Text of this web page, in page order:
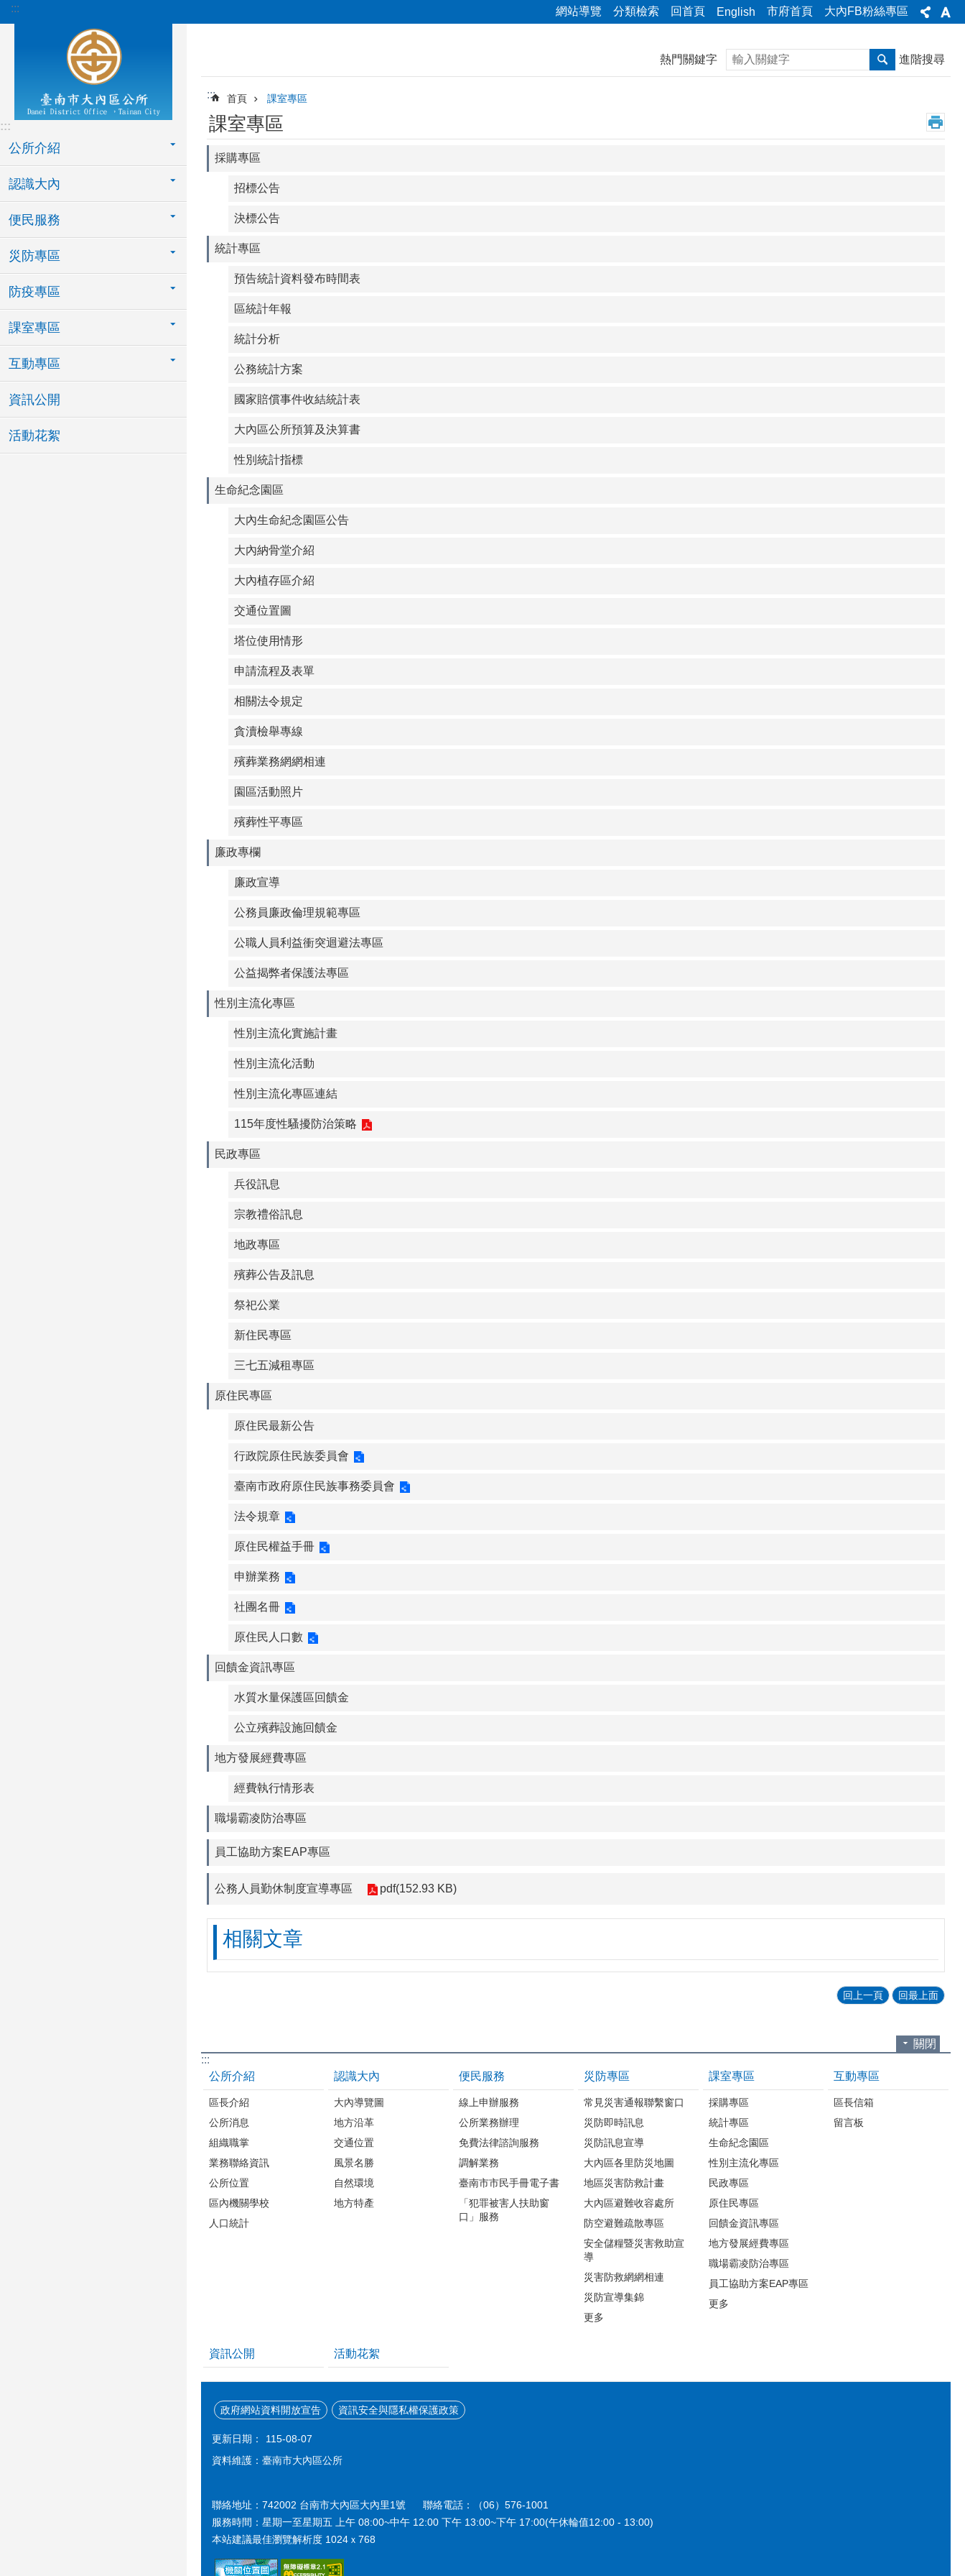
跳到主要內容區塊
::: 網站導覽 分類檢索 回首頁 English 市府首頁 大內FB粉絲專區
:::
公所介紹
認識大內
便民服務
災防專區
防疫專區
課室專區
互動專區
資訊公開
活動花絮
熱門關鍵字 搜尋 進階搜尋
::: 首頁 課室專區
課室專區
採購專區
招標公告
決標公告
統計專區
預告統計資料發布時間表
區統計年報
統計分析
公務統計方案
國家賠償事件收結統計表
大內區公所預算及決算書
性別統計指標
生命紀念園區
大內生命紀念園區公告
大內納骨堂介紹
大內植存區介紹
交通位置圖
塔位使用情形
申請流程及表單
相關法令規定
貪瀆檢舉專線
殯葬業務網網相連
園區活動照片
殯葬性平專區
廉政專欄
廉政宣導
公務員廉政倫理規範專區
公職人員利益衝突迴避法專區
公益揭弊者保護法專區
性別主流化專區
性別主流化實施計畫
性別主流化活動
性別主流化專區連結
115年度性騷擾防治策略
民政專區
兵役訊息
宗教禮俗訊息
地政專區
殯葬公告及訊息
祭祀公業
新住民專區
三七五減租專區
原住民專區
原住民最新公告
行政院原住民族委員會
臺南市政府原住民族事務委員會
法令規章
原住民權益手冊
申辦業務
社團名冊
原住民人口數
回饋金資訊專區
水質水量保護區回饋金
公立殯葬設施回饋金
地方發展經費專區
經費執行情形表
職場霸凌防治專區
員工協助方案EAP專區
公務人員勤休制度宣導專區 pdf(152.93 KB)
相關文章
回上一頁 回最上面
關閉
:::
公所介紹
區長介紹
公所消息
組織職掌
業務聯絡資訊
公所位置
區內機關學校
人口統計
認識大內
大內導覽圖
地方沿革
交通位置
風景名勝
自然環境
地方特產
便民服務
線上申辦服務
公所業務辦理
免費法律諮詢服務
調解業務
臺南市市民手冊電子書
「犯罪被害人扶助窗
口」服務
災防專區
常見災害通報聯繫窗口
災防即時訊息
災防訊息宣導
大內區各里防災地圖
地區災害防救計畫
大內區避難收容處所
防空避難疏散專區
安全儲糧暨災害救助宣
導
災害防救網網相連
災防宣導集錦
更多
課室專區
採購專區
統計專區
生命紀念園區
性別主流化專區
民政專區
原住民專區
回饋金資訊專區
地方發展經費專區
職場霸凌防治專區
員工協助方案EAP專區
更多
互動專區
區長信箱
留言板
資訊公開 活動花絮
政府網站資料開放宣告 資訊安全與隱私權保護政策
更新日期：
115-08-07
資料維護：臺南市大內區公所
聯絡地址：742002 台南市大內區大內里1號 聯絡電話：（06）576-1001
服務時間：星期一至星期五 上午 08:00~中午 12:00 下午 13:00~下午 17:00(午休輪值12:00 - 13:00)
本站建議最佳瀏覽解析度 1024ｘ768